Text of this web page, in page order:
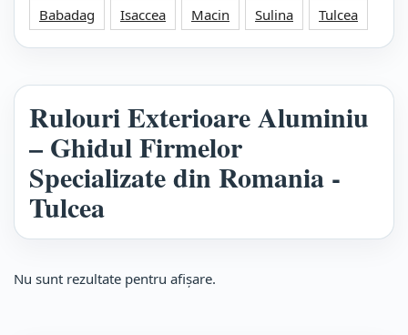
Babadag Isaccea Macin Sulina Tulcea
Rulouri Exterioare Aluminiu
– Ghidul Firmelor
Specializate din Romania -
Tulcea
Nu sunt rezultate pentru afişare.